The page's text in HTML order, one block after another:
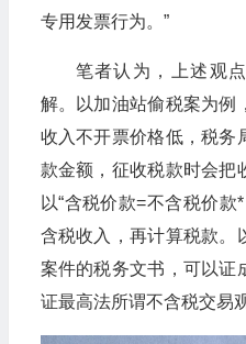
专用发票行为。”
笔者认为，上述观
解。以加油站偷税案为例
收入不开票价格低，税务
款金额，征收税款时会把
以“含税价款=不含税价
含税收入，再计算税款。
案件的税务文书，可以证
证最高法所谓不含税交易